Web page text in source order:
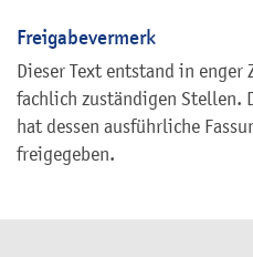
Freigabevermerk
Dieser Text entstand in enger
fachlich zuständigen Stellen.
hat dessen ausführliche
freigegeben.